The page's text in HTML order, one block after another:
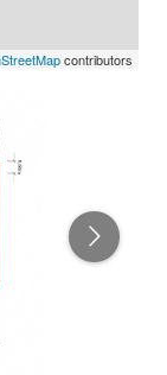
contributors